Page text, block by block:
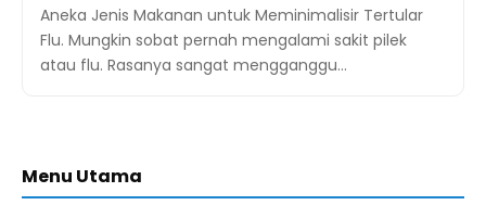
Aneka Jenis Makanan untuk Meminimalisir Tertular
Flu. Mungkin sobat pernah mengalami sakit pilek
atau flu. Rasanya sangat mengganggu…
Menu Utama